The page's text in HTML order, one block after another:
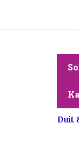
konten
Duit